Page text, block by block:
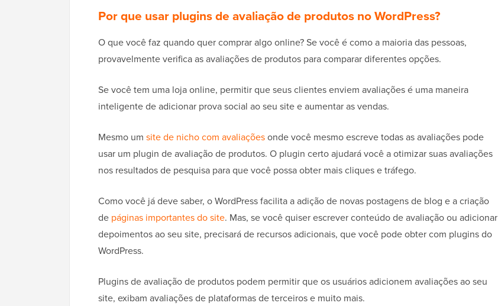
Por que usar plugins de avaliação de produtos no WordPress?
O que você faz quando quer comprar algo online? Se você é como a maioria das pessoas,
provavelmente verifica as avaliações de produtos para comparar diferentes opções.
Se você tem uma loja online, permitir que seus clientes enviem avaliações é uma maneira
inteligente de adicionar prova social ao seu site e aumentar as vendas.
Mesmo um site de nicho com avaliaçõesonde você mesmo escreve todas as avaliações pode
usar um plugin de avaliação de produtos. O plugin certo ajudará você a otimizar suas avaliações
nos resultados de pesquisa para que você possa obter mais cliques e tráfego.
Como você já deve saber, o WordPress facilita a adição de novas postagens de blog e a criação
de páginas importantes do site. Mas, se você quiser escrever conteúdo de avaliação ou adicionar
depoimentos ao seu site, precisará de recursos adicionais, que você pode obter com plugins do
WordPress.
Plugins de avaliação de produtos podem permitir que os usuários adicionem avaliações ao seu
site, exibam avaliações de plataformas de terceiros e muito mais.